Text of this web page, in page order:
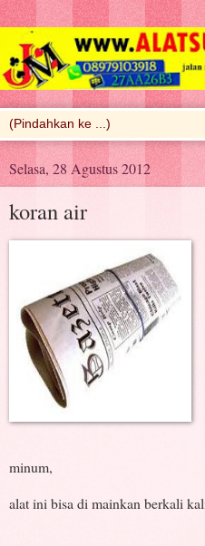
Selasa, 28 Agustus 2012
koran air
minum,
alat ini bisa di mainkan berkali